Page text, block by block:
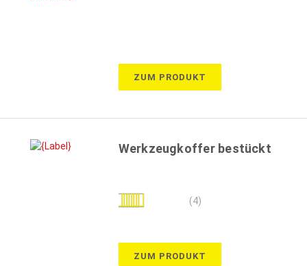
ZUM PRODUKT
Werkzeugkoffer bestückt
Bewertung: (4)
ZUM PRODUKT